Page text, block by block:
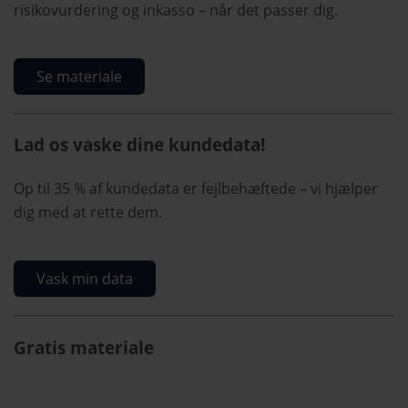
risikovurdering og inkasso – når det passer dig.
Se materiale
Lad os vaske dine kundedata!
Op til 35 % af kundedata er fejlbehæftede – vi hjælper
dig med at rette dem.
Vask min data
Gratis materiale